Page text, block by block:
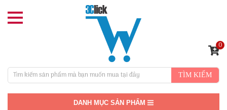
TÌM KIẾM
0
DANH MỤC SẢN PHẨM